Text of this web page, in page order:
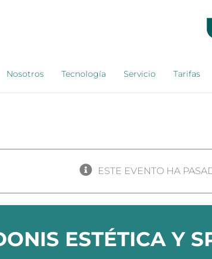
Nosotros Tecnología Servicio Tarifas
ESTE EVENTO HA
ESTÉTICA Y